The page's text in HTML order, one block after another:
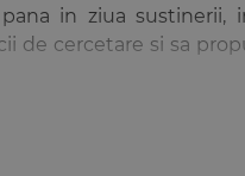
in ziua sustinerii,
de cercetare si sa